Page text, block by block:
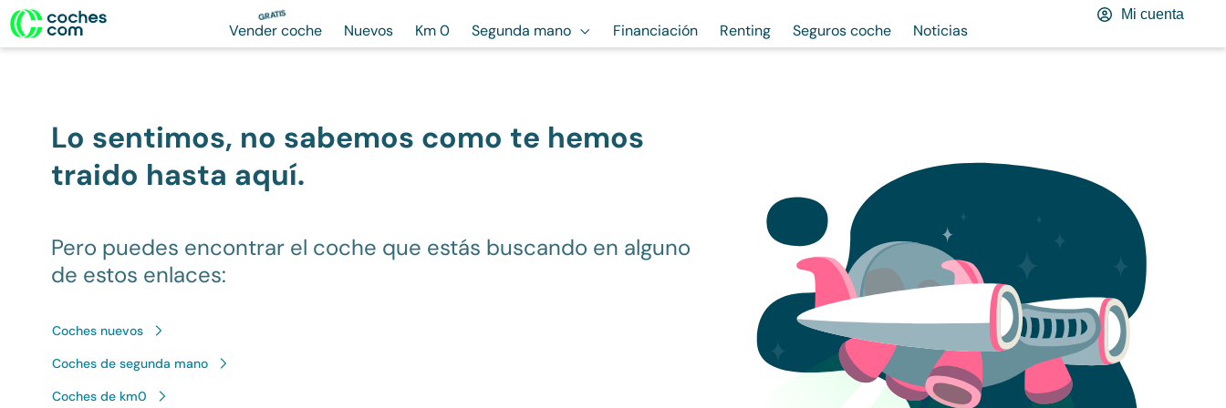
GRATIS
Vender coche Nuevos Km 0 Segunda mano Financiación Renting Seguros coche Noticias
Mi cuenta
Lo sentimos, no sabemos como te hemos
traido hasta aquí.
Pero puedes encontrar el coche que estás buscando en alguno
de estos enlaces:
Coches nuevos
Coches de segunda mano
Coches de km0